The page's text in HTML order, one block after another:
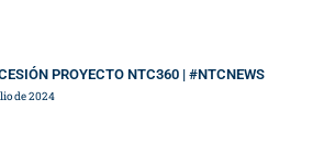
PROYECTO NTC360 | #NTCNEWS
de 2024